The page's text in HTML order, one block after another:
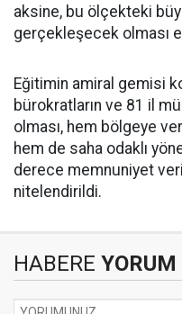
aksine, bu ölçekteki
gerçekleşecek olması
​Eğitimin amiral gemisi
bürokratların ve 81 il
olması, hem bölgeye
hem de saha odaklı
derece memnuniyet
nitelendirildi.
HABERE